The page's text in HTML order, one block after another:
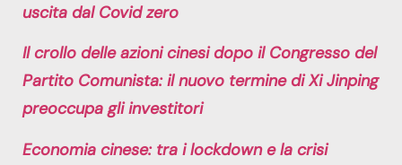
uscita dal Covid zero
Il crollo delle azioni cinesi dopo il Congresso del
Partito Comunista: il nuovo termine di Xi Jinping
preoccupa gli investitori
Economia cinese: tra i lockdown e la crisi